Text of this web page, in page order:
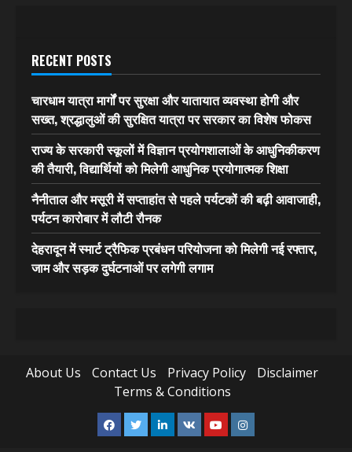
RECENT POSTS
चारधाम यात्रा मार्गों पर सुरक्षा और यातायात व्यवस्था होगी और
सख्त, श्रद्धालुओं की सुरक्षित यात्रा पर सरकार का विशेष फोकस
राज्य के सरकारी स्कूलों में विज्ञान प्रयोगशालाओं के आधुनिकीकरण
की तैयारी, विद्यार्थियों को मिलेगी आधुनिक प्रयोगात्मक शिक्षा
नैनीताल और मसूरी में सप्ताहांत से पहले पर्यटकों की बढ़ी आवाजाही,
पर्यटन कारोबार में लौटी रौनक
देहरादून में स्मार्ट ट्रैफिक प्रबंधन परियोजना को मिलेगी नई रफ्तार,
जाम और सड़क दुर्घटनाओं पर लगेगी लगाम
About Us Contact Us Privacy Policy
Disclaimer
Terms & Conditions
Facebook
TwitterLinkedin
VK YoutubeInstagram